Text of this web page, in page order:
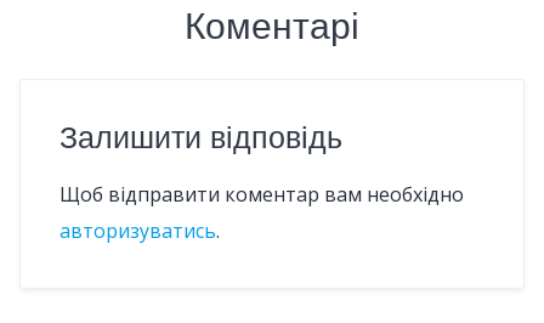
Коментарі
Залишити відповідь
Щоб відправити коментар вам необхідно
авторизуватись.